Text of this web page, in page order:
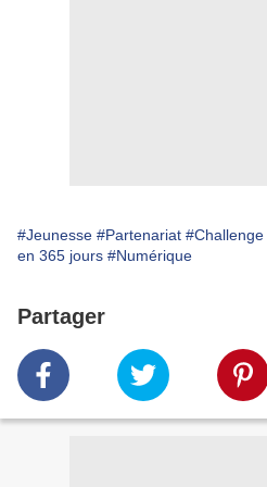
#Jeunesse #Partenariat #Challenge
en 365 jours #Numérique
Partager